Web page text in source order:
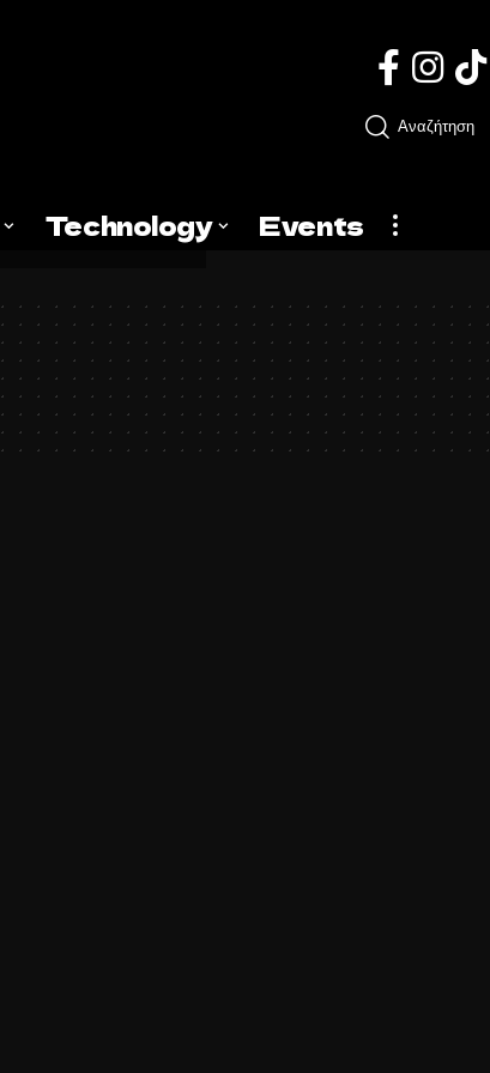
Αναζήτηση
Technology Events